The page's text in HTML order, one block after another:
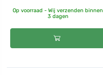
Op voorraad - Wij verzenden binnen
3 dagen